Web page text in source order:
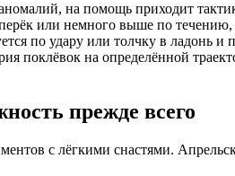
на помощь приходит
или немного выше по
по удару или толчку в ладонь
поклёвок на определённой
прежде всего
с лёгкими снастями.